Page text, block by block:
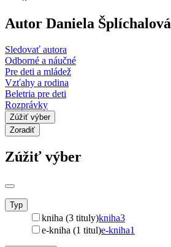
Autor Daniela Šplíchalová
Sledovať autora
Odborné a náučné
Pre deti a mládež
Vzťahy a rodina
Beletria pre deti
Rozprávky
Zúžiť výber
Zoradiť
Zúžiť výber
Typ
kniha (3 tituly)kniha3
e-kniha (1 titul)e-kniha1